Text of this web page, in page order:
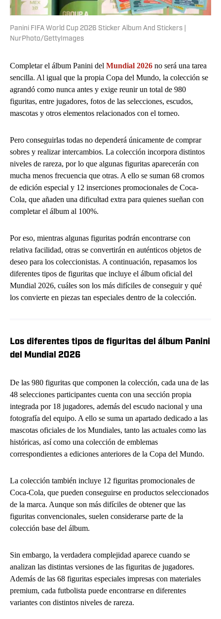
Panini FIFA World Cup 2026 Sticker Album And Stickers |
NurPhoto/GettyImages
Completar el álbum Panini del Mundial 2026 no será una tarea
sencilla. Al igual que la propia Copa del Mundo, la colección se
agrandó como nunca antes y exige reunir un total de 980
figuritas, entre jugadores, fotos de las selecciones, escudos,
mascotas y otros elementos relacionados con el torneo.
Pero conseguirlas todas no dependerá únicamente de comprar
sobres y realizar intercambios. La colección incorpora distintos
niveles de rareza, por lo que algunas figuritas aparecerán con
mucha menos frecuencia que otras. A ello se suman 68 cromos
de edición especial y 12 inserciones promocionales de Coca-
Cola, que añaden una dificultad extra para quienes sueñan con
completar el álbum al 100%.
Por eso, mientras algunas figuritas podrán encontrarse con
relativa facilidad, otras se convertirán en auténticos objetos de
deseo para los coleccionistas. A continuación, repasamos los
diferentes tipos de figuritas que incluye el álbum oficial del
Mundial 2026, cuáles son los más difíciles de conseguir y qué
los convierte en piezas tan especiales dentro de la colección.
Los diferentes tipos de figuritas del álbum Panini
del Mundial 2026
De las 980 figuritas que componen la colección, cada una de las
48 selecciones participantes cuenta con una sección propia
integrada por 18 jugadores, además del escudo nacional y una
fotografía del equipo. A ello se suma un apartado dedicado a las
mascotas oficiales de los Mundiales, tanto las actuales como las
históricas, así como una colección de emblemas
correspondientes a ediciones anteriores de la Copa del Mundo.
La colección también incluye 12 figuritas promocionales de
Coca-Cola, que pueden conseguirse en productos seleccionados
de la marca. Aunque son más difíciles de obtener que las
figuritas convencionales, suelen considerarse parte de la
colección base del álbum.
Sin embargo, la verdadera complejidad aparece cuando se
analizan las distintas versiones de las figuritas de jugadores.
Además de las 68 figuritas especiales impresas con materiales
premium, cada futbolista puede encontrarse en diferentes
variantes con distintos niveles de rareza.